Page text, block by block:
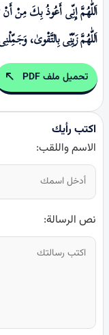
اَللّٰهُمَّ إِنِّی أَعُوذُ بِكَ مِنْ
اَللّٰهُمَّ زَیِّنِّی بِالتَّقْوىٰ،
تحميل ملف PDF
اكتب رأيك
الاسم واللقب:
نص الرسالة: